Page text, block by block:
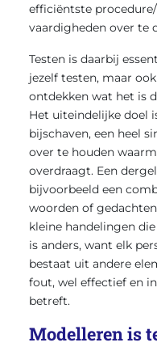
efficiëntste
vaardigheden over te
Testen is daarbij
jezelf testen, maar
ontdekken wat het is
Het uiteindelijke doel
bijschaven, een heel
over te houden
overdraagt. Een
bijvoorbeeld een
woorden of
kleine handelingen
is anders, want elk
bestaat uit andere
fout, wel effectief en
betreft.
Modelleren is